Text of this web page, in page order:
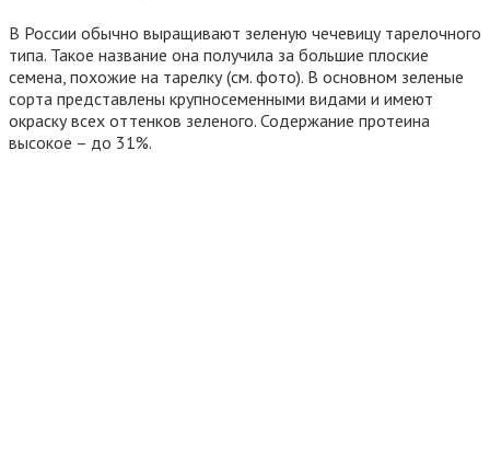
В России обычно выращивают зеленую чечевицу тарелочного
типа. Такое название она получила за большие плоские
семена, похожие на тарелку (см. фото). В основном зеленые
сорта представлены крупносеменными видами и имеют
окраску всех оттенков зеленого. Содержание протеина
высокое – до 31%.